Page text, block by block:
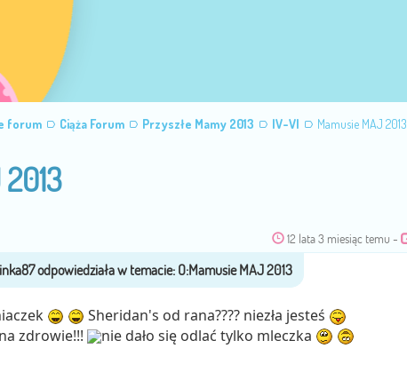
forum Ciąża Forum Przyszłe Mamy 2013 IV-VI Mamusie MAJ 2013
12 lata 3 miesiąc temu -
Sheridan's od rana???? niezła jesteś
zdrowie!!!
nie dało się odlać tylko mleczka